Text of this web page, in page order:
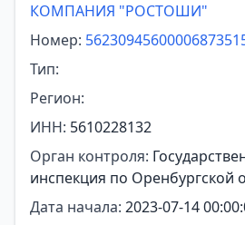
КОМПАНИЯ "РОСТОШИ"
Номер:
Тип:
Регион:
ИНН: 5610228132
Орган контроля:
инспекция по Оренбургской
Дата начала: 2023-07-14